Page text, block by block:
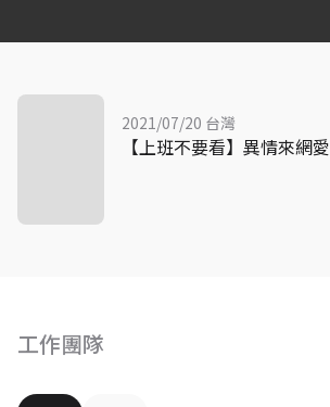
工作團隊
2021/07/20 台灣
【上班不要看】異情來網愛